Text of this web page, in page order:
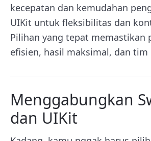
kecepatan dan kemudahan
UIKit untuk fleksibilitas dan
Pilihan yang tepat memastikan
efisien, hasil maksimal, dan
Menggabungkan
dan UIKit